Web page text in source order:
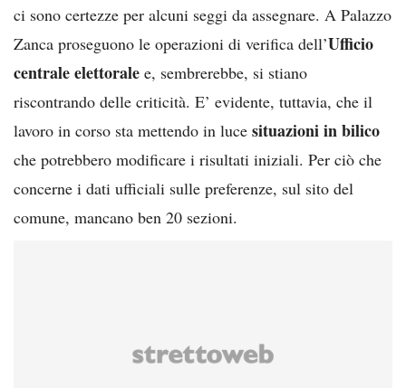
ci sono certezze per alcuni seggi da assegnare. A Palazzo
Zanca proseguono le operazioni di verifica dell’Ufficio
centrale elettorale e, sembrerebbe, si stiano
riscontrando delle criticità. E’ evidente, tuttavia, che il
lavoro in corso sta mettendo in luce situazioni in bilico
che potrebbero modificare i risultati iniziali. Per ciò che
concerne i dati ufficiali sulle preferenze, sul sito del
comune, mancano ben 20 sezioni.